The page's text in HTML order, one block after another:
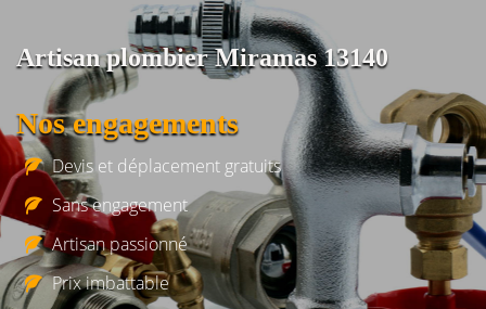
Artisan plombier Miramas 13140
Nos engagements
Devis et déplacement gratuits
Sans engagement
Artisan passionné
Prix imbattable